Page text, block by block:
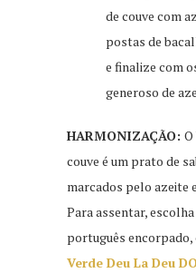
de couve com
postas de
e finalize com
generoso de
HARMONIZAÇÃO:
couve é um prato de
marcados pelo azeite
Para assentar,
português encorpado,
Verde Deu La Deu